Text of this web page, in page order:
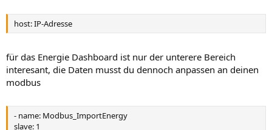
host: IP-Adresse
für das Energie Dashboard ist nur der unterere Bereich
interesant, die Daten musst du dennoch anpassen an deinen
modbus
- name: Modbus_ImportEnergy
slave: 1